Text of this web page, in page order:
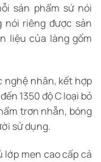
sản phẩm sứ nói
nói riêng được sản
liệu của làng gốm
nghệ nhân, kết hợp
1350 độ C loại bỏ
trơn nhẵn, bóng
sử dụng.
men cao cấp cả